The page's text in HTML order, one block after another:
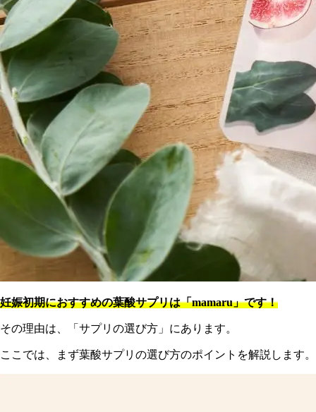
妊娠初期におすすめの葉酸サプリは「mamaru」です！
その理由は、「サプリの選び方」にあります。
ここでは、まず葉酸サプリの選び方のポイントを解説します。